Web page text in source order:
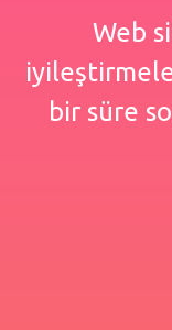
Web
bir süre